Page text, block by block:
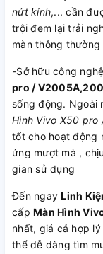
nứt kính,... cần
trội đem lại trải
màn thông thường
-Sở hữu công
pro /
sống động. Ngoài
Hình Vivo X50
tốt cho hoạt động
ứng mượt mà ,
gian sử dụng
Đến ngayLinh
cấp Màn Hình
nhất, giá cả hợp
thể dễ dàng tìm